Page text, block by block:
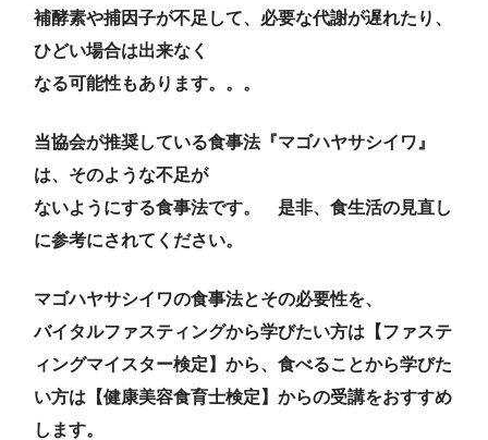
補酵素や捕因子が不足して、必要な代謝が遅れたり、
ひどい場合は出来なく
なる可能性もあります。。。
当協会が推奨している食事法『マゴハヤサシイワ』
は、そのような不足が
ないようにする食事法です。 是非、食生活の見直し
に参考にされてください。
マゴハヤサシイワの食事法とその必要性を、
バイタルファスティングから学びたい方は【ファステ
ィングマイスター検定】から、食べることから学びた
い方は【健康美容食育士検定】からの受講をおすすめ
します。